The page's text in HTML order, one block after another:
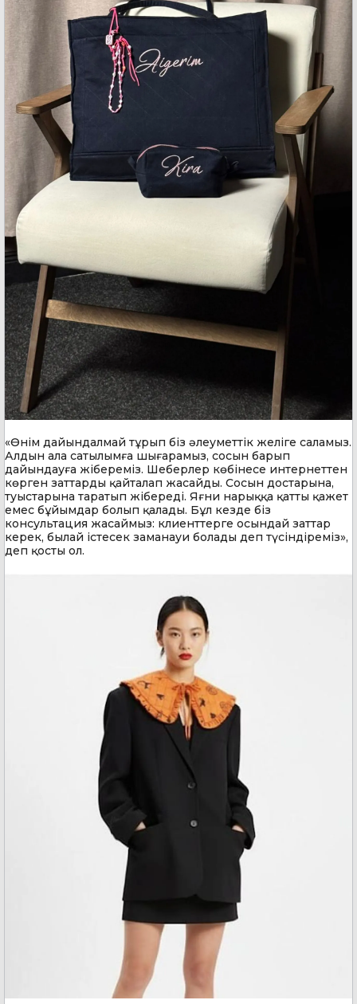
«Өнім дайындалмай тұрып біз әлеуметтік желіге саламыз.
Алдын ала сатылымға шығарамыз, сосын барып
дайындауға жібереміз. Шеберлер көбінесе интернеттен
көрген заттарды қайталап жасайды. Сосын достарына,
туыстарына таратып жібереді. Яғни нарыққа қатты қажет
емес бұйымдар болып қалады. Бұл кезде біз
консультация жасаймыз: клиенттерге осындай заттар
керек, былай істесек заманауи болады деп түсіндіреміз»,
деп қосты ол.